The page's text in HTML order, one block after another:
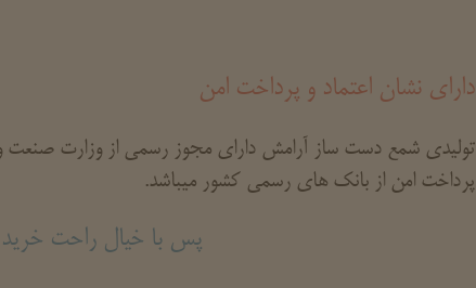
دارای نشان اعتماد و پرداخت امن
تولیدی شمع دست ساز آرامش دارای مجوز رسمی از وزارت صنعت و
پرداخت امن از بانک های رسمی کشور میباشد.
پس با خیال راحت خرید